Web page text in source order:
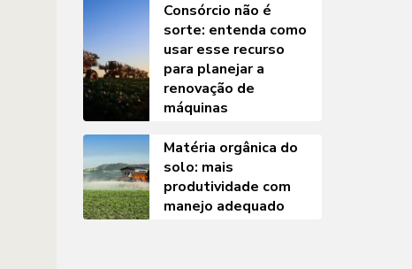
Consórcio não é
sorte: entenda como
usar esse recurso
para planejar a
renovação de
máquinas
Matéria orgânica do
solo: mais
produtividade com
manejo adequado